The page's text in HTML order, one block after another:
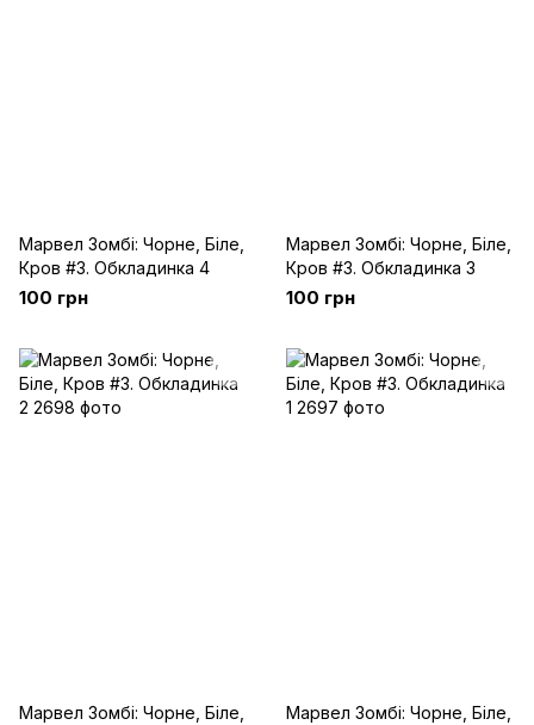
Марвел Зомбі: Чорне, Біле,
Кров #3. Обкладинка 4
100 грн
Марвел Зомбі: Чорне, Біле,
Кров #3. Обкладинка 3
100 грн
Марвел Зомбі: Чорне, Біле,
Марвел Зомбі: Чорне, Біле,